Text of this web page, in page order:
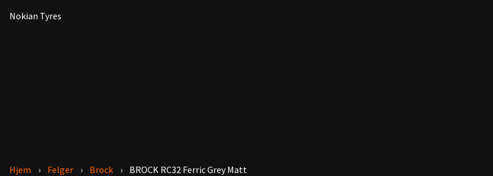
Nokian Tyres
Hjem Felger Brock BROCK RC32 Ferric Grey Matt